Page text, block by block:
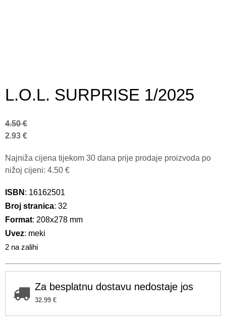
L.O.L. SURPRISE 1/2025
2.93 €
4.50€
Najniža cijena tijekom 30 dana prije prodaje proizvoda po
nižoj cijeni: 4.50 €
ISBN : 16162501
Broj stranica: 32
Format: 208x278 mm
Uvez: meki
2 na zalihi
Za besplatnu dostavu nedostaje jos
32.99 €